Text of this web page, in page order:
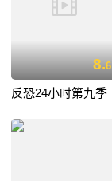
8.6
反恐24小时第九季